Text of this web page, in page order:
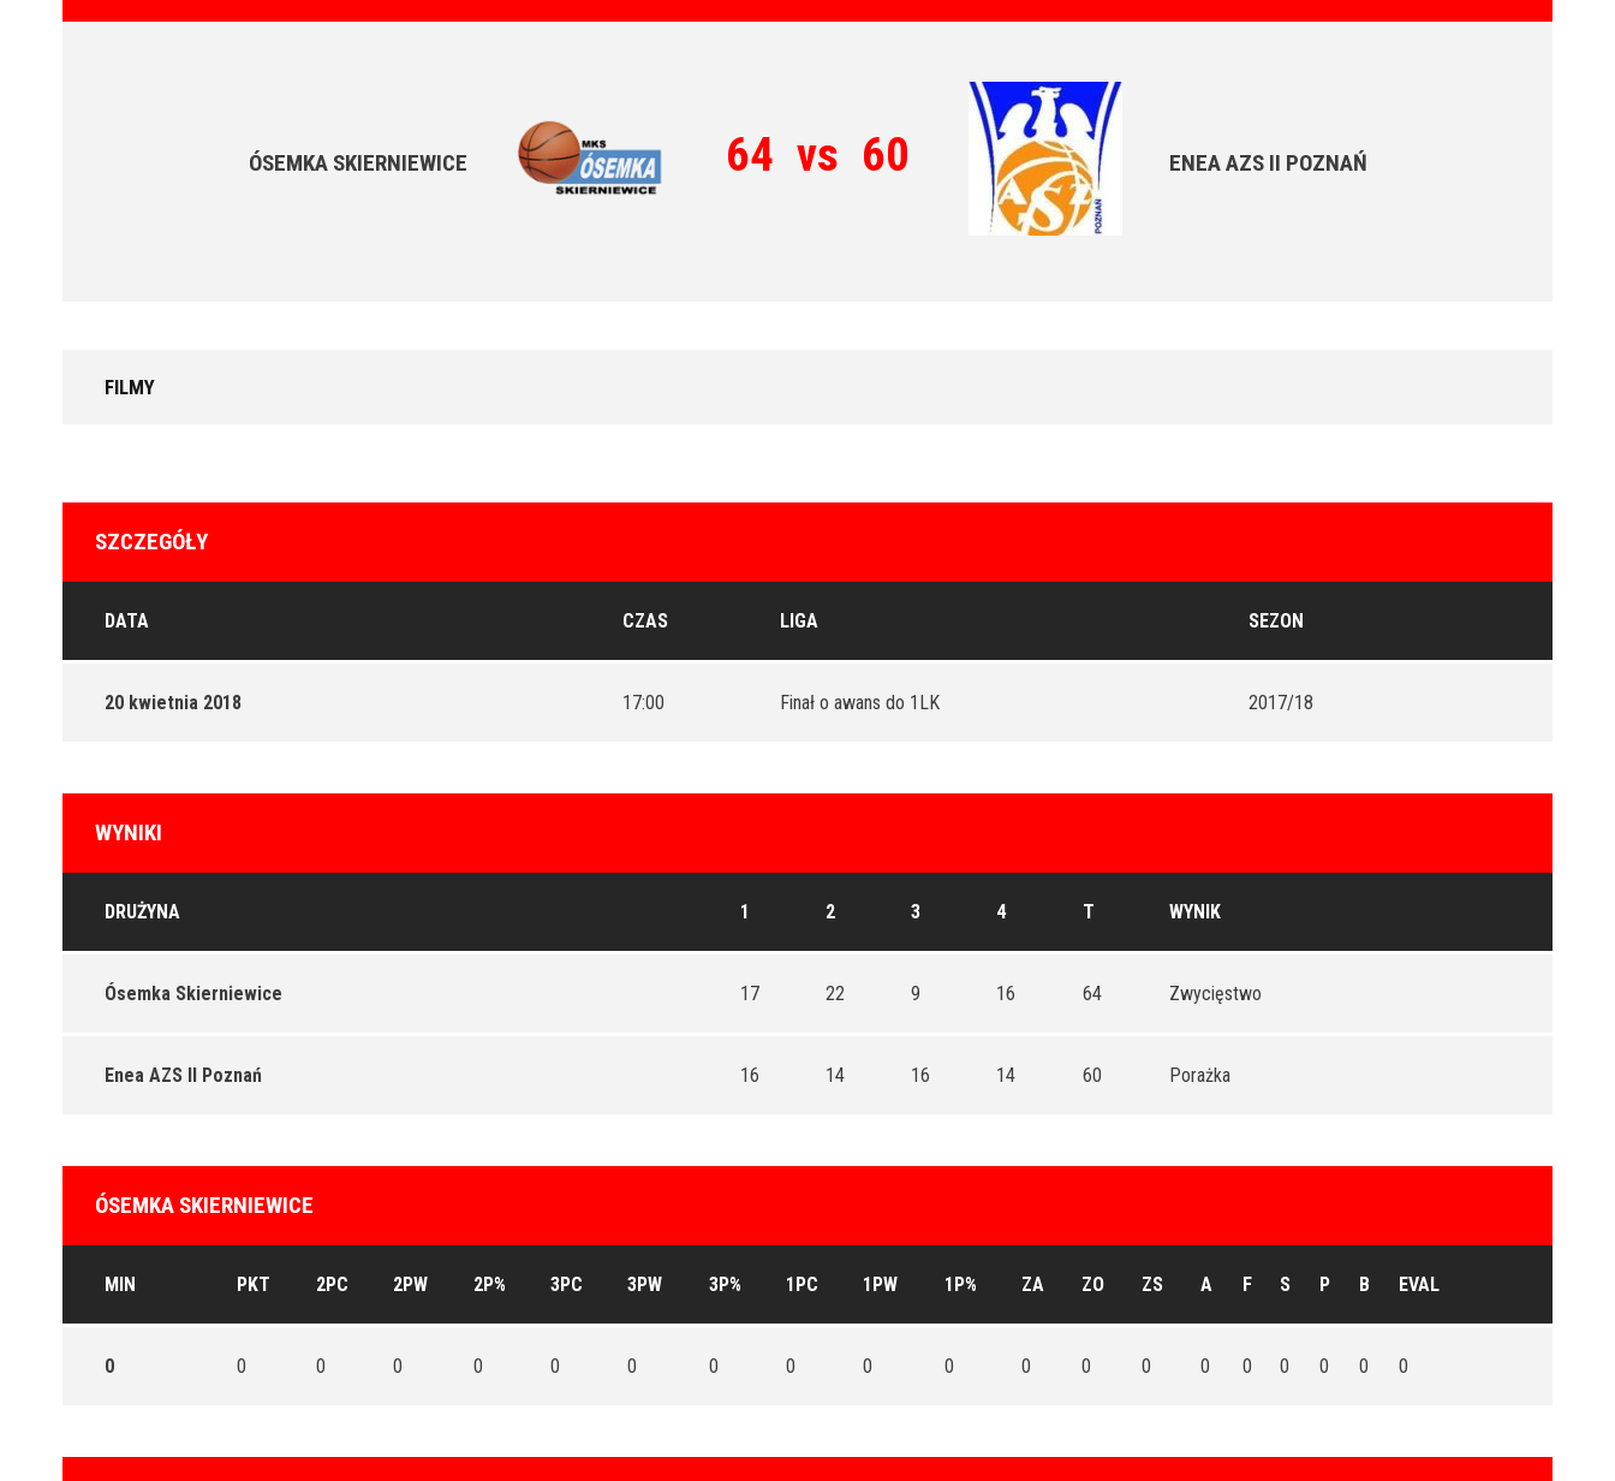
ÓSEMKA SKIERNIEWICE 64 vs 60 ENEA AZS II POZNAŃ
FILMY
SZCZEGÓŁY
DATA CZAS LIGA SEZON
20 kwietnia 2018 17:00 Finał o awans do 1LK 2017/18
WYNIKI
DRUŻYNA 1 2 3 4 T WYNIK
Ósemka Skierniewice 17 22 9 16 64 Zwycięstwo
Enea AZS II Poznań 16 14 16 14 60 Porażka
ÓSEMKA SKIERNIEWICE
MIN PKT 2PC 2PW 2P% 3PC 3PW 3P% 1PC 1PW 1P% ZA ZO ZS A F S P B EVAL
0 0 0 0 0 0 0 0 0 0 0 0 0 0 0 0 0 0 0 0